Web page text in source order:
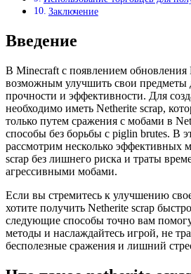
Заключение
Введение
В Minecraft с появлением обновления
возможным улучшить свои предметы
прочности и эффективности. Для
необходимо иметь Netherite scrap,
только путем сражения с мобами в
способы без борьбы с piglin brutes. В
рассмотрим несколько эффективных
scrap без лишнего риска и траты
агрессивными мобами.
Если вы стремитесь к улучшению
хотите получить Netherite scrap
следующие способы точно вам
методы и наслаждайтесь игрой, не
бесполезные сражения и лишний